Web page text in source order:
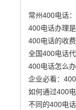
400电话怎么